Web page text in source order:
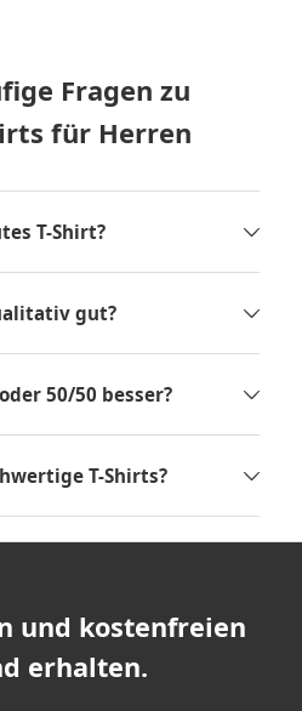
Fragen zu
für Herren
T-Shirt?
gut?
50/50 besser?
T-Shirts?
und kostenfreien
erhalten.